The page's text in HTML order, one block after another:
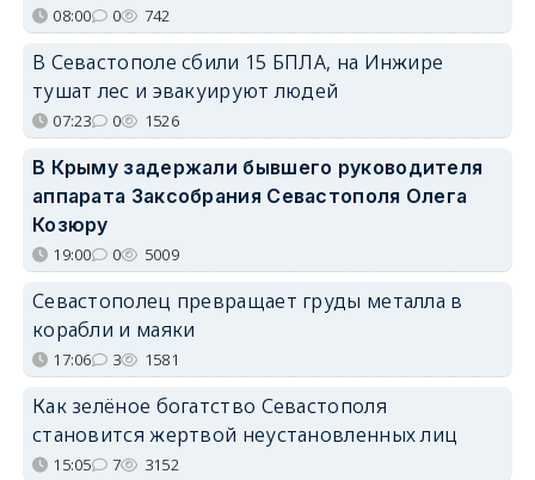
08:00 0 742
В Севастополе сбили 15 БПЛА, на Инжире
тушат лес и эвакуируют людей
07:23 0 1526
В Крыму задержали бывшего руководителя
аппарата Заксобрания Севастополя Олега
Козюру
19:00 0 5009
Севастополец превращает груды металла в
корабли и маяки
17:06 3 1581
Как зелёное богатство Севастополя
становится жертвой неустановленных лиц
15:05 7 3152